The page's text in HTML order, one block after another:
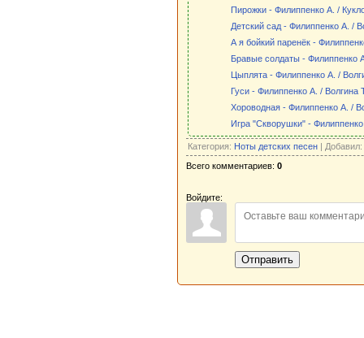
Пирожки - Филиппенко А. /
Детский сад - Филиппенко А. /
А я бойкий паренёк -
Бравые солдаты - Филиппенко
Цыплята - Филиппенко А. /
Гуси - Филиппенко А. / Волгина
Хороводная - Филиппенко А. /
Игра "Скворушки" -
Категория: Ноты детских песен | Добавил:
Всего комментариев: 0
Войдите:
Отправить